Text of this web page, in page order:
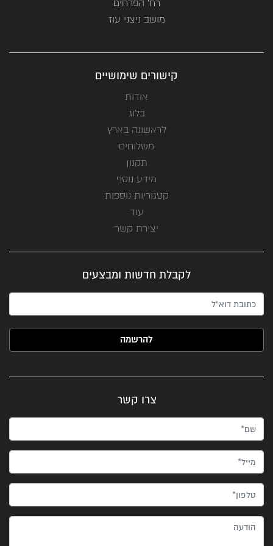
רח' הפרחים
מושב ניצני עוז
קישורים שימושיים
אודות
בלוג
לראשונה בארץ
משלוחים
תקנון
מידע נוסף
קטגוריות נוספות
עוד
יצירת קשר
לקבלת חדשות ומבצעים
האימייל שלך (חובה)
צרו קשר